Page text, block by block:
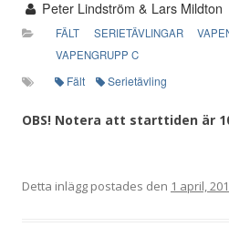
Peter Lindström & Lars Mildton
FÄLT SERIETÄVLINGAR
VAPENGRUPP C
Fält Serietävling
OBS! Notera att starttiden är
Detta inlägg postades den 1 april,